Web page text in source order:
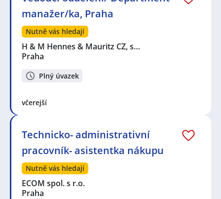
manažer/ka, Praha
Nutně vás hledají
H & M Hennes & Mauritz CZ, s…
Praha
Plný úvazek
včerejší
Technicko- administrativní
pracovník- asistentka nákupu
Nutně vás hledají
ECOM spol. s r.o.
Praha